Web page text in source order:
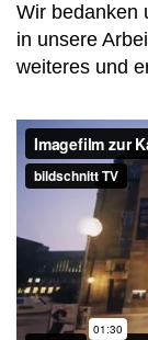
Wir bedanken
in unsere
weiteres und